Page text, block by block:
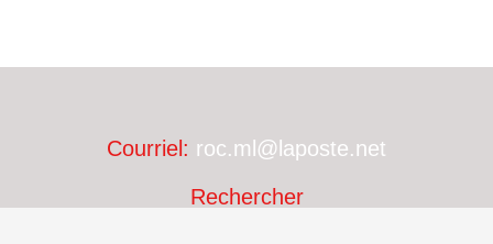
Courriel: roc.ml@laposte.net
Rechercher